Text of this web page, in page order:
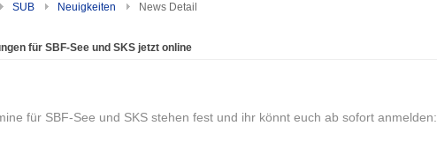
SUB Neuigkeiten News Detail
für SBF-See und SKS jetzt online
für SBF-See und SKS stehen fest und ihr könnt euch ab sofort anmelden: